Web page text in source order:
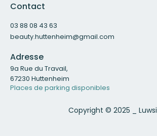
Contact
03 88 08 43 63
beauty.huttenheim@gmail.com
Adresse
9a Rue du Travail,
67230 Huttenheim
Places de parking disponibles
Copyright © 2025 _ Luwsi